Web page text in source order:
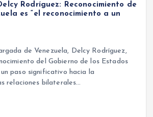
Rodríguez: Reconocimiento de
es “el reconocimiento a un
de Venezuela, Delcy Rodríguez,
del Gobierno de los Estados
paso significativo hacia la
relaciones bilaterales…